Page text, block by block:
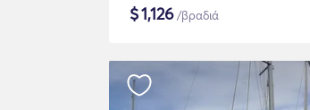
$1,126/βραδιά